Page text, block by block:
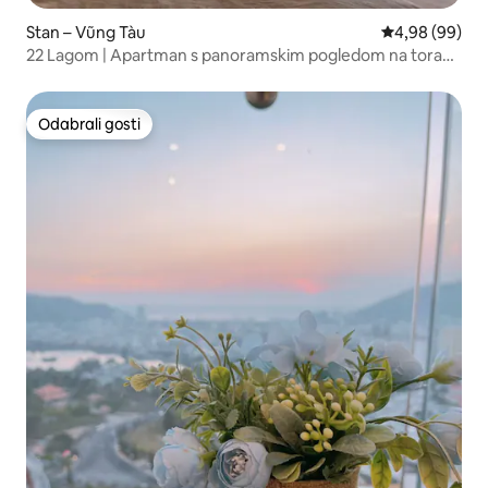
Stan – Vũng Tàu Prosječna
4,98 (99)
22 Lagom | Apartman s panoramskim pogledom na toranj
Odabrali gosti
Odabrali gosti